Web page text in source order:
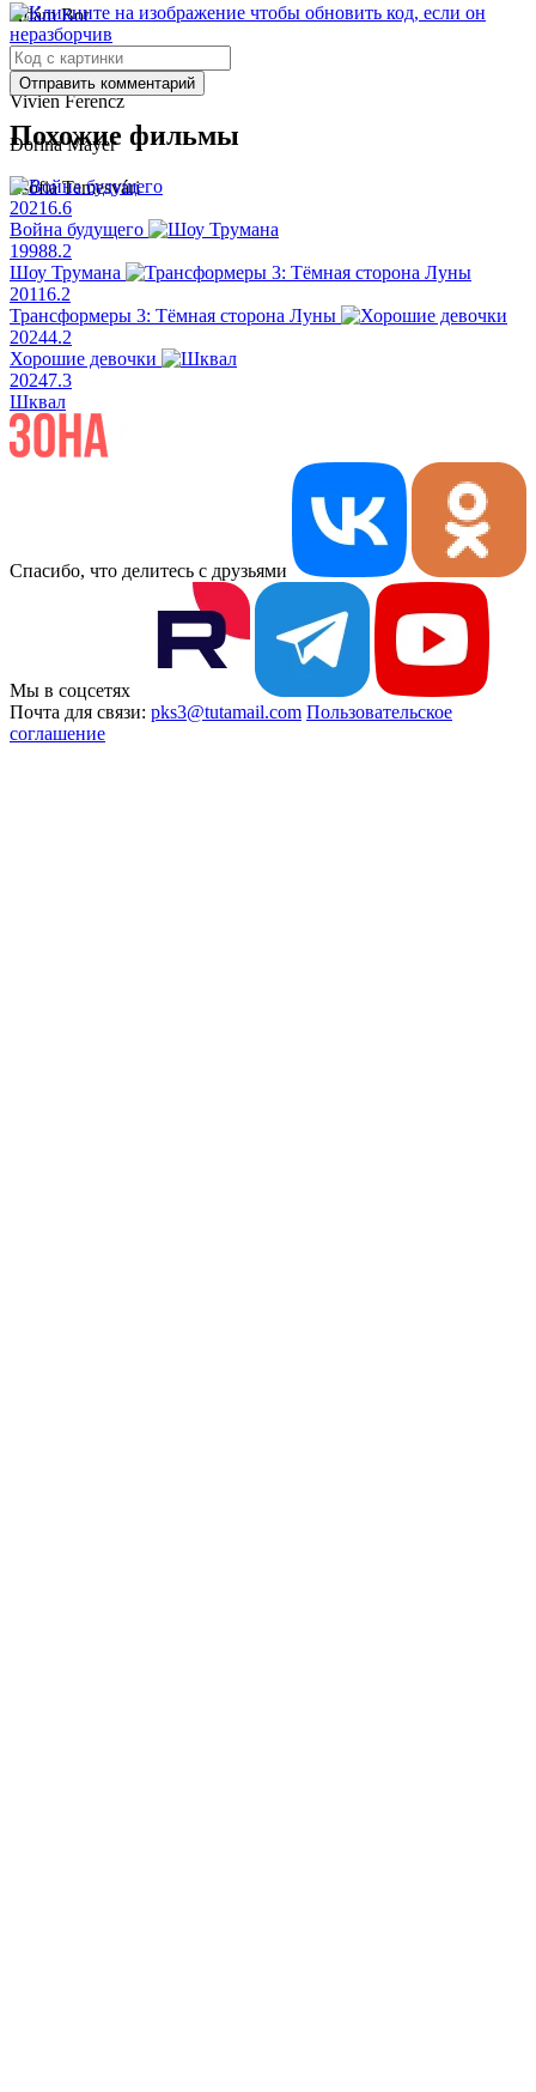
Ádám Bot
Viktória Dányi
Vivien Ferencz
Dorina Mayer
Zsófia Temesvári
Отправить комментарий
Похожие фильмы
20216.6
Война будущего
19988.2
Шоу Трумана
20116.2
Трансформеры 3: Тёмная сторона Луны
20244.2
Хорошие девочки
20247.3
Шквал
Спасибо, что делитесь с друзьями
Мы в соцсетях
Почта для связи: pks3@tutamail.com Пользовательское
соглашение